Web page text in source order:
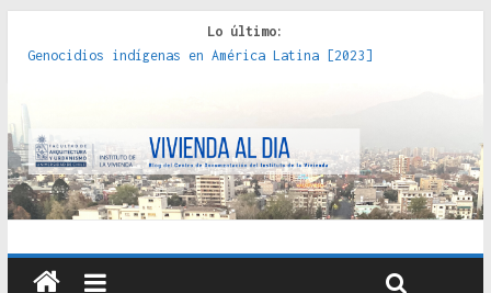
Lo último:
Genocidios indígenas en América Latina [2023]
políticas, prácticas y representaciones [2022]
crítica de las fronteras latinoamericanas [2020]
Criterios técnicos para una vivienda adecuada [2019]
Red de consultorios de la Caja del Seguro Obrero en
Santiago : un patrimonio emblemático [2014]